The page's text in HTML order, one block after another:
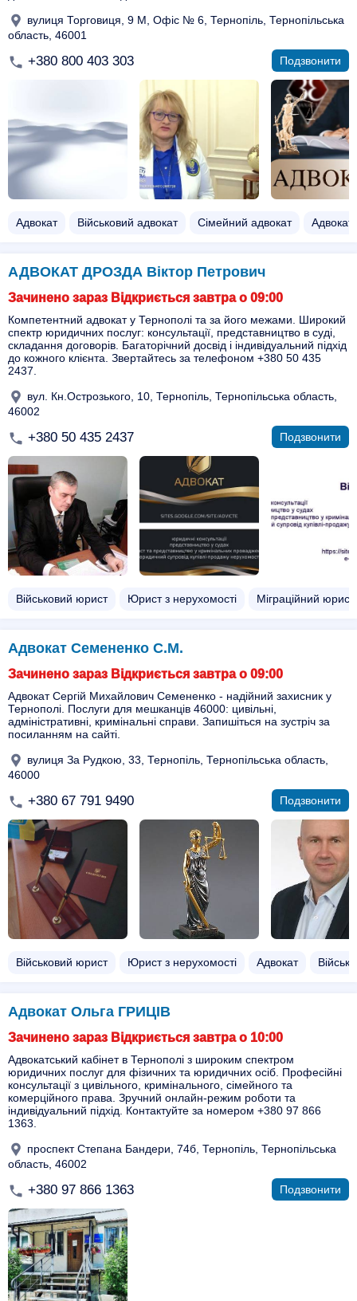
вулиця Торговиця, 9 М, Офіс № 6, Тернопіль, Тернопільська
область, 46001
+380 800 403 303 Подзвонити
Адвокат Військовий адвокат Сімейний адвокат
АДВОКАТ ДРОЗДА Віктор Петрович
Зачинено зараз Відкриється завтра о 09:00
Компетентний адвокат у Тернополі та за його межами. Широкий
спектр юридичних послуг: консультації, представництво в суді,
складання договорів. Багаторічний досвід і індивідуальний підхід
до кожного клієнта. Звертайтесь за телефоном +380 50 435
2437.
вул. Кн.Острозького, 10, Тернопіль, Тернопільська область,
46002
+380 50 435 2437 Подзвонити
Військовий юрист Юрист з нерухомості Міграційний юрист
Адвокат Семененко С.М.
Зачинено зараз Відкриється завтра о 09:00
Адвокат Сергій Михайлович Семененко - надійний захисник у
Тернополі. Послуги для мешканців 46000: цивільні,
адміністративні, кримінальні справи. Запишіться на зустріч за
посиланням на сайті.
вулиця За Рудкою, 33, Тернопіль, Тернопільська область,
46000
+380 67 791 9490 Подзвонити
Військовий юрист Юрист з нерухомості Адвокат
Адвокат Ольга ГРИЦІВ
Зачинено зараз Відкриється завтра о 10:00
Адвокатський кабінет в Тернополі з широким спектром
юридичних послуг для фізичних та юридичних осіб. Професійні
консультації з цивільного, кримінального, сімейного та
комерційного права. Зручний онлайн-режим роботи та
індивідуальний підхід. Контактуйте за номером +380 97 866
1363.
проспект Степана Бандери, 74б, Тернопіль, Тернопільська
область, 46002
+380 97 866 1363 Подзвонити